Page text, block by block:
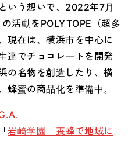
いう想いで、2022年7月
活動をPOLYTOPE（超多
現在は、横浜市を中心に
達でチョコレートを開発
の名物を創造したり、横
蜜の商品化を準備中。
岩崎学園 養蜂で地域に